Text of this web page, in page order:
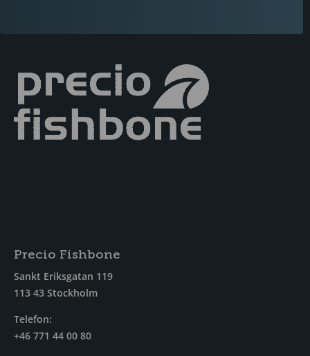
Precio Fishbone
Sankt Eriksgatan 119
113 43 Stockholm
Telefon:
+46 771 44 00 80